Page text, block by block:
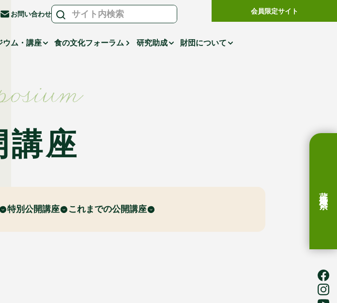
お問い合わせ
ウム・講座 食の文化フォーラム 研究助成 財団について
会員限定サイト
蔵書検索
講座
特別公開講座 これまでの公開講座